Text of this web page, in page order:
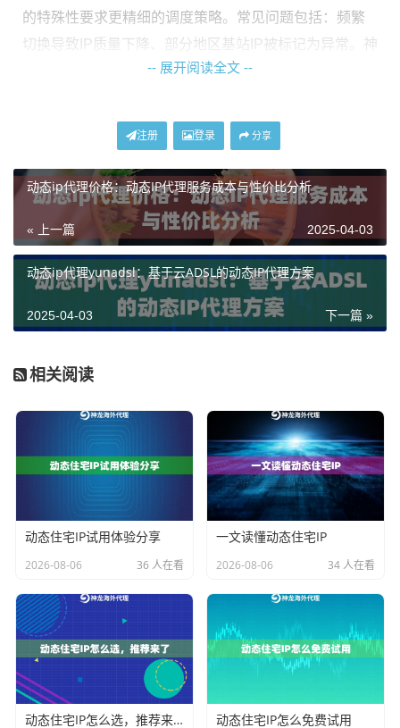
的特殊性要求更精细的调度策略。常见问题包括：频繁
切换导致IP质量下降、部分地区基站IP被标记为异常。神
龙海外代理IP采用三层过滤机制，实时监测每个IP的请求
法分配最优线路。
IP存活周期
固定时间切换 场景自适应切换
异常IP处理 人工筛查剔除 实时自动封禁
终端设备适配难题
移动端应用对代理协议有更严格的要求，部分APP会检
议伪装，将代理流量封装成常规HTTPS请求，有效规避
功率比传统socks5代理提高37%。
常见问题QA
Q：动态IP和静态IP的主要区别是什么？
同一网络身份
Q：如何判断代理IP服务商的线路质量？
A：建议关注三个核心指标：IP池更新频率（推荐每天更
新率＞0%）、请求成功率（行业标杆为神龙海外代理IP
-- 展开阅读全文 --
注册 登录 分享
动态ip代理价格：动态IP代理服务成本与性价比分析
« 上一篇 2025-04-03
动态ip代理yunadsl：基于云ADSL的动态IP代理方案
下一篇 »
2025-04-03
相关阅读
动态住宅IP试用体验分享
2026-08-06 36 人在看
一文读懂动态住宅IP
2026-08-06 34 人在看
动态住宅IP怎么选，推荐来了 动态住宅IP怎么免费试用